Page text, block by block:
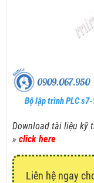
Bộ lập trình PLC
Download tài liệu kỹ
» click here
Liên hệ ngay